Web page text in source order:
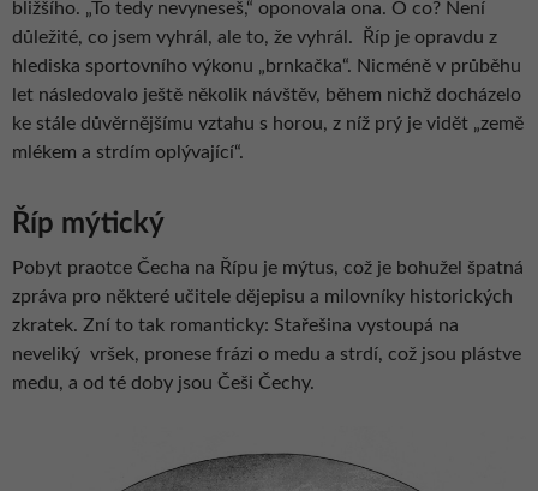
bližšího. „To tedy nevyneseš,“ oponovala ona. O co? Není
důležité, co jsem vyhrál, ale to, že vyhrál.
Říp je opravdu z
hlediska sportovního výkonu „brnkačka“. Nicméně v průběhu
let následovalo ještě několik návštěv, během nichž docházelo
ke stále důvěrnějšímu vztahu s horou, z níž prý je vidět „země
mlékem a strdím oplývající“.
Říp mýtický
Pobyt praotce Čecha na Řípu je mýtus, což je bohužel špatná
zpráva pro některé učitele dějepisu a milovníky historických
zkratek. Zní to tak romanticky: Stařešina vystoupá na
neveliký vršek, pronese frázi o medu a strdí, což jsou plástve
medu, a od té doby jsou Češi Čechy.